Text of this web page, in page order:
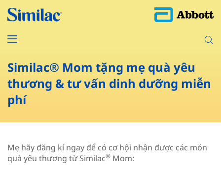
Similac® Mom tặng mẹ quà yêu
thương & tư vấn dinh dưỡng miễn
phí
Mẹ hãy đăng kí ngay để có cơ hội nhận được các món
quà yêu thương từ Similac® Mom: